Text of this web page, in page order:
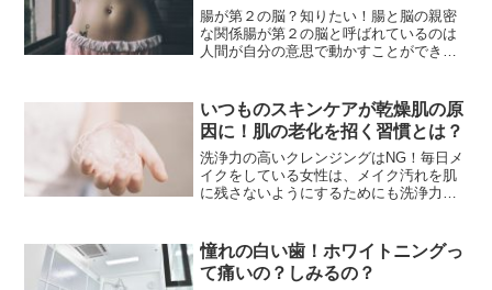
腸が第２の脳？知りたい！腸と脳の親密
な関係腸が第２の脳と呼ばれているのは
人間が自分の意思で動かすことができ
に真っ先に作られる器官であると言うの
もその理由です。更にこれに...
いつものスキンケアが乾燥肌の原
因に！肌の老化を招く習慣とは？
洗浄力の高いクレンジングはNG！毎日メ
イクをしている女性は、メイク汚れを肌
に残さないようにするためにも洗浄力の
メイクを落とす際に擦りすぎてしまうと
肌に過度な刺激を与えて...
憧れの白い歯！ホワイトニングっ
て痛いの？しみるの？